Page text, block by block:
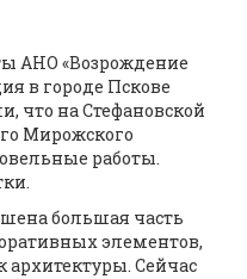
АНО «Возрождение
в городе Пскове
что на Стефановской
Мирожского
работы.
большая часть
элементов,
Сейчас